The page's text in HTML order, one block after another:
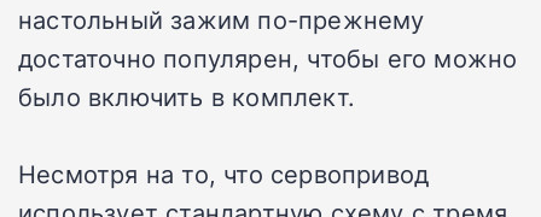
настольный зажим по-прежнему
достаточно популярен, чтобы его можно
было включить в комплект.
Несмотря на то, что сервопривод